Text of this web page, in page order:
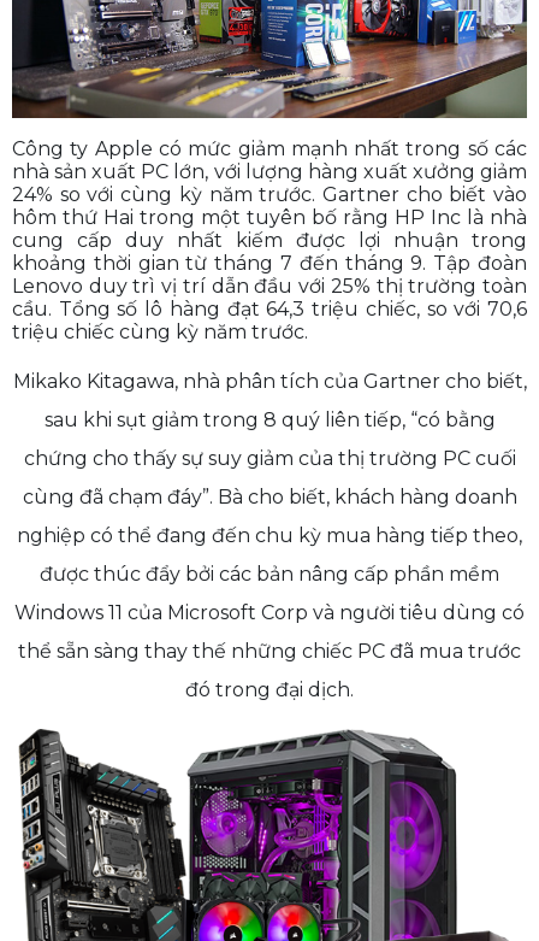
Công ty Apple có mức giảm mạnh nhất trong số các
nhà sản xuất PC lớn, với lượng hàng xuất xưởng giảm
24% so với cùng kỳ năm trước. Gartner cho biết vào
hôm thứ Hai trong một tuyên bố rằng HP Inc là nhà
cung cấp duy nhất kiếm được lợi nhuận trong
khoảng thời gian từ tháng 7 đến tháng 9. Tập đoàn
Lenovo duy trì vị trí dẫn đầu với 25% thị trường toàn
cầu. Tổng số lô hàng đạt 64,3 triệu chiếc, so với 70,6
triệu chiếc cùng kỳ năm trước.
Mikako Kitagawa, nhà phân tích của Gartner cho biết,
sau khi sụt giảm trong 8 quý liên tiếp, “có bằng
chứng cho thấy sự suy giảm của thị trường PC cuối
cùng đã chạm đáy”. Bà cho biết, khách hàng doanh
nghiệp có thể đang đến chu kỳ mua hàng tiếp theo,
được thúc đẩy bởi các bản nâng cấp phần mềm
Windows 11 của Microsoft Corp và người tiêu dùng có
thể sẵn sàng thay thế những chiếc PC đã mua trước
đó trong đại dịch.